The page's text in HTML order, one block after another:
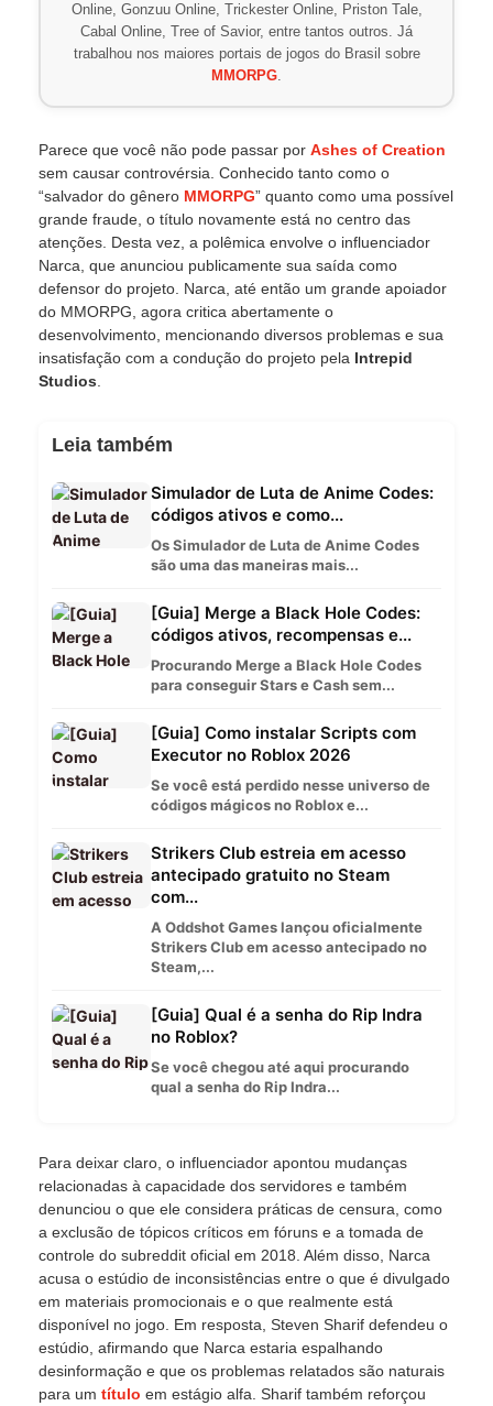
Online, Gonzuu Online, Trickester Online, Priston Tale,
Cabal Online, Tree of Savior, entre tantos outros. Já
trabalhou nos maiores portais de jogos do Brasil sobre
MMORPG
Parece que você não pode passar por Ashes of Creation
sem causar controvérsia. Conhecido tanto como o
“salvador do gênero MMORPG” quanto como uma possível
grande fraude, o título novamente está no centro das
atenções. Desta vez, a polêmica envolve o influenciador
Narca, que anunciou publicamente sua saída como
defensor do projeto. Narca, até então um grande apoiador
do MMORPG, agora critica abertamente o
desenvolvimento, mencionando diversos problemas e sua
insatisfação com a condução do projeto pela Intrepid
Studios
Leia também
Simulador de Luta de Anime Codes:
códigos ativos e como...
Os Simulador de Luta de Anime Codes
são uma das maneiras mais...
[Guia] Merge a Black Hole Codes:
códigos ativos, recompensas e...
Procurando Merge a Black Hole Codes
para conseguir Stars e Cash sem...
[Guia] Como instalar Scripts com
Executor no Roblox 2026
Se você está perdido nesse universo de
códigos mágicos no Roblox e...
Strikers Club estreia em acesso
antecipado gratuito no Steam
com...
A Oddshot Games lançou oficialmente
Strikers Club em acesso antecipado no
Steam,...
[Guia] Qual é a senha do Rip Indra
no Roblox?
Se você chegou até aqui procurando
qual a senha do Rip Indra...
Para deixar claro, o influenciador apontou mudanças
relacionadas à capacidade dos servidores e também
denunciou o que ele considera práticas de censura, como
a exclusão de tópicos críticos em fóruns e a tomada de
controle do subreddit oficial em 2018. Além disso, Narca
acusa o estúdio de inconsistências entre o que é divulgado
em materiais promocionais e o que realmente está
disponível no jogo. Em resposta, Steven Sharif defendeu o
estúdio, afirmando que Narca estaria espalhando
desinformação e que os problemas relatados são naturais
para um título em estágio alfa. Sharif também reforçou